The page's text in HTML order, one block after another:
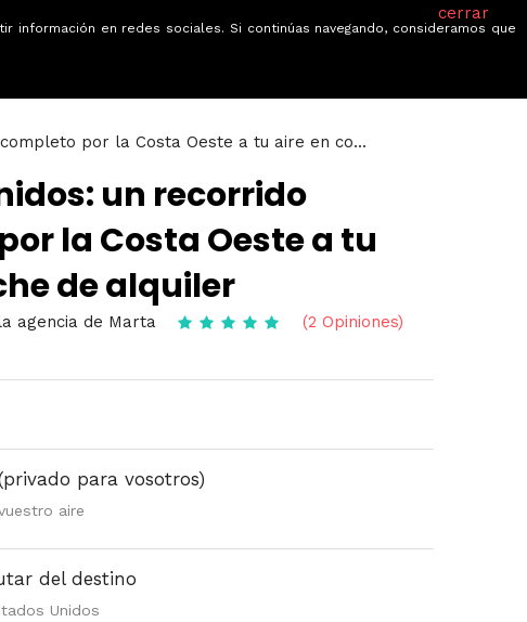
viaje Ofertas Blog Quiénes somos
por la Costa Oeste a tu aire en co...
un recorrido
la Costa Oeste a tu
de alquiler
agencia de Marta (2 Opiniones)
para vosotros)
aire
del destino
Unidos
cerrar
en redes sociales. Si continúas navegando, consideramos que